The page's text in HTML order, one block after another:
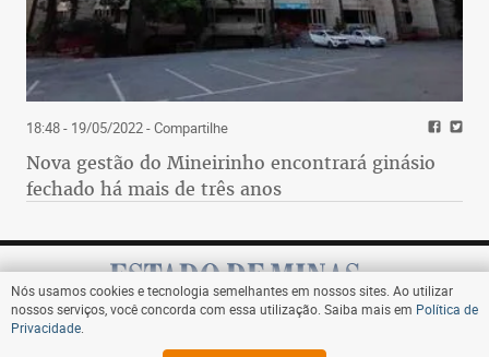
18:48 - 19/05/2022- Compartilhe
Nova gestão do Mineirinho encontrará ginásio
fechado há mais de três anos
Assine
Nós usamos cookies e tecnologia semelhantes em nossos sites. Ao utilizar
nossos serviços, você concorda com essa utilização. Saiba mais em Política de
Privacidade